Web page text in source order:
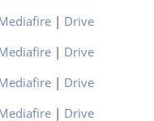
| Drive
| Drive
| Drive
| Drive